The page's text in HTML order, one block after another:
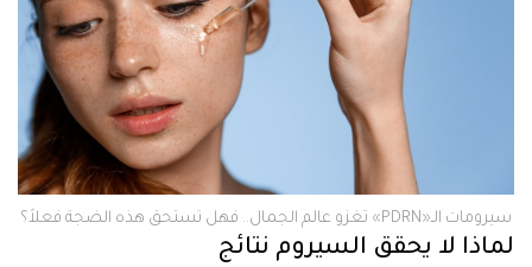
سيرومات الـ«PDRN» تغزو عالم الجمال.. فهل تستحق هذه الضجة فعلاً؟
لماذا لا يحقق السيروم نتائج